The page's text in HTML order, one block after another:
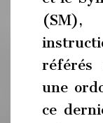
(SM),
référés
une
ce